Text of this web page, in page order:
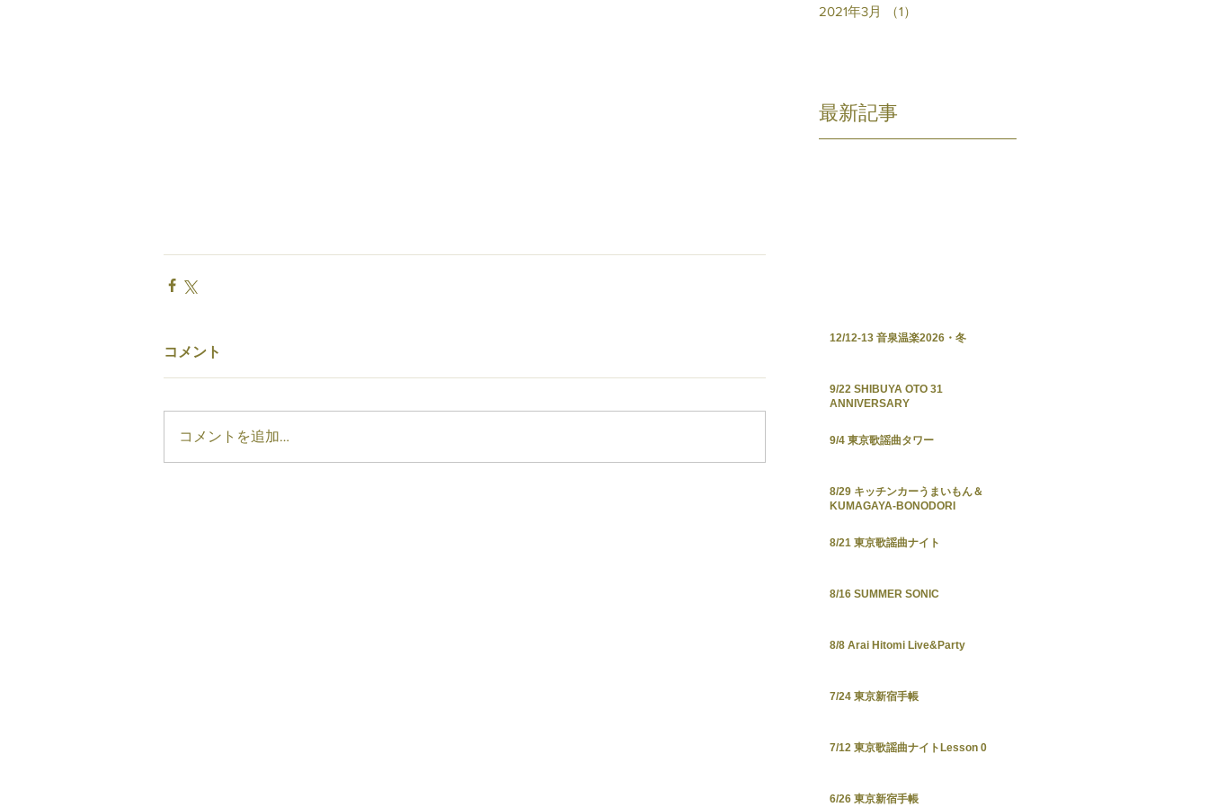
コメント
コメントを追加…
2021年3月
（1）
最新記事
12/12-13 音泉温楽2026・冬
9/22 SHIBUYA OTO 31
ANNIVERSARY
9/4 東京歌謡曲タワー
8/29 キッチンカーうまいもん＆
KUMAGAYA-BONODORI
8/21 東京歌謡曲ナイト
8/16 SUMMER SONIC
8/8 Arai Hitomi Live&Party
7/24 東京新宿手帳
7/12 東京歌謡曲ナイトLesson 0
6/26 東京新宿手帳